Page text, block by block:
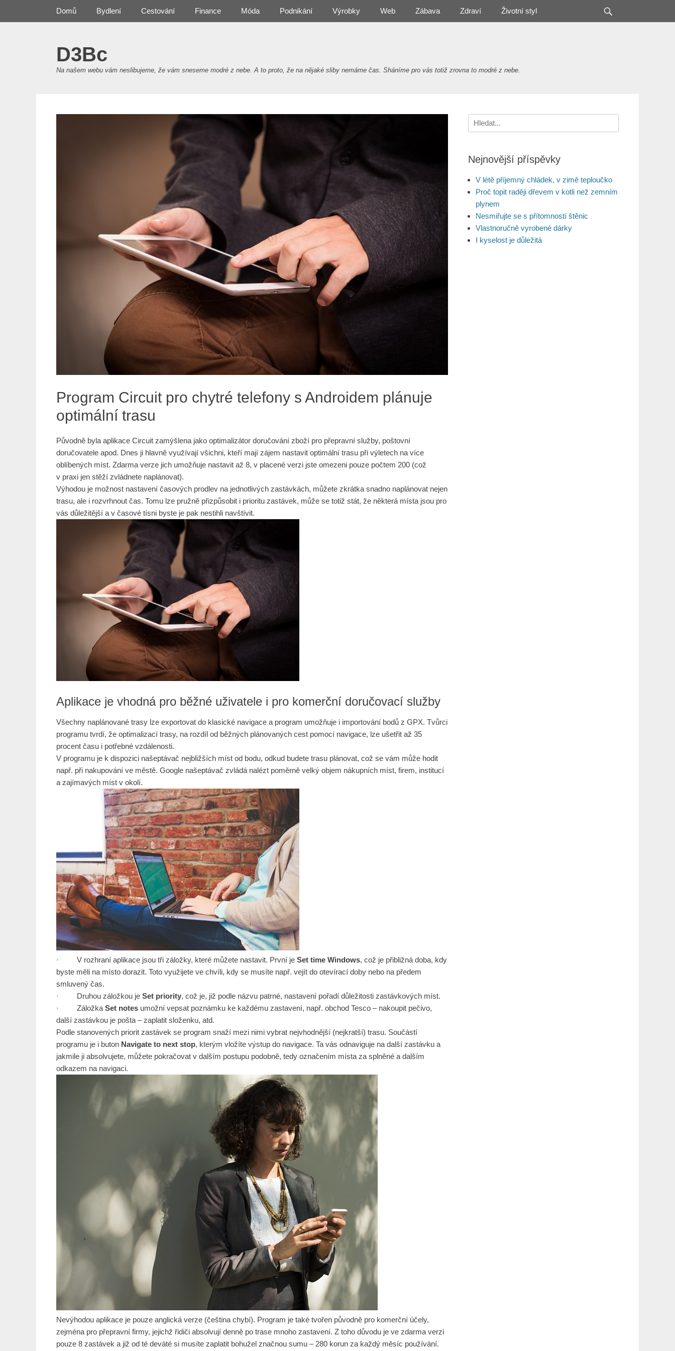
D3Bc
Na našem webu vám neslibujeme, že vám sneseme modré z nebe. A to proto, že na nějaké sliby nemáme čas. Sháníme pro vás totiž zrovna to modré z nebe.
Primary Menu
Domů Bydlení Cestování Finance Móda Podnikání Výrobky Web Zábava Zdraví Životní styl
Program Circuit pro chytré telefony s Androidem plánuje
optimální trasu
Původně byla aplikace Circuit zamýšlena jako optimalizátor doručování zboží pro přepravní služby, poštovní
doručovatele apod. Dnes ji hlavně využívají všichni, kteří mají zájem nastavit optimální trasu při výletech na více
oblíbených míst. Zdarma verze jich umožňuje nastavit až 8, v placené verzi jste omezeni pouze počtem 200 (což
v praxi jen stěží zvládnete naplánovat).
Výhodou je možnost nastavení časových prodlev na jednotlivých zastávkách, můžete zkrátka snadno naplánovat nejen
trasu, ale i rozvrhnout čas. Tomu lze pružně přizpůsobit i prioritu zastávek, může se totiž stát, že některá místa jsou pro
vás důležitější a v časové tísni byste je pak nestihli navštívit.
Aplikace je vhodná pro běžné uživatele i pro komerční doručovací služby
Všechny naplánované trasy lze exportovat do klasické navigace a program umožňuje i importování bodů z GPX. Tvůrci
programu tvrdí, že optimalizací trasy, na rozdíl od běžných plánovaných cest pomocí navigace, lze ušetřit až 35
procent času i potřebné vzdálenosti.
V programu je k dispozici našeptávač nejbližších míst od bodu, odkud budete trasu plánovat, což se vám může hodit
např. při nakupování ve městě. Google našeptávač zvládá nalézt poměrně velký objem nákupních míst, firem, institucí
a zajímavých míst v okolí.
· V rozhraní aplikace jsou tři záložky, které můžete nastavit. První je Set time Windows, což je přibližná doba, kdy
byste měli na místo dorazit. Toto využijete ve chvíli, kdy se musíte např. vejít do otevírací doby nebo na předem
smluvený čas.
· Druhou záložkou je Set priority, což je, již podle názvu patrné, nastavení pořadí důležitosti zastávkových míst.
· Záložka Set notes umožní vepsat poznámku ke každému zastavení, např. obchod Tesco – nakoupit pečivo,
další zastávkou je pošta – zaplatit složenku, atd.
Podle stanovených priorit zastávek se program snaží mezi nimi vybrat nejvhodnější (nejkratší) trasu. Součástí
programu je i buton Navigate to next stop, kterým vložíte výstup do navigace. Ta vás odnaviguje na další zastávku a
jakmile ji absolvujete, můžete pokračovat v dalším postupu podobně, tedy označením místa za splněné a dalším
odkazem na navigaci.
Nevýhodou aplikace je pouze anglická verze (čeština chybí). Program je také tvořen původně pro komerční účely,
zejména pro přepravní firmy, jejichž řidiči absolvují denně po trase mnoho zastavení. Z toho důvodu je ve zdarma verzi
pouze 8 zastávek a již od té deváté si musíte zaplatit bohužel značnou sumu – 280 korun za každý měsíc používání.
Search
for:
Nejnovější příspěvky
V létě příjemný chládek, v zimě teploučko
Proč topit raději dřevem v kotli než zemním
plynem
Nesmiřujte se s přítomností štěnic
Vlastnoručně vyrobené dárky
I kyselost je důležitá